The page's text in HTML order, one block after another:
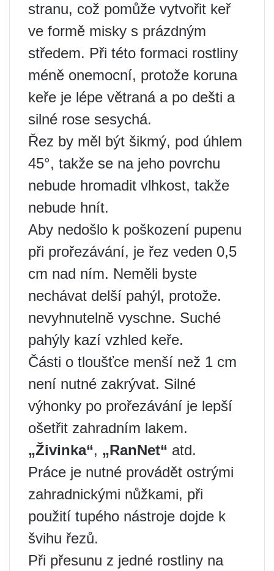
stranu, což pomůže vytvořit keř
ve formě misky s prázdným
středem. Při této formaci rostliny
méně onemocní, protože koruna
keře je lépe větraná a po dešti a
silné rose sesychá.
Řez by měl být šikmý, pod úhlem
45°, takže se na jeho povrchu
nebude hromadit vlhkost, takže
nebude hnít.
Aby nedošlo k poškození pupenu
při prořezávání, je řez veden 0,5
cm nad ním. Neměli byste
nechávat delší pahýl, protože.
nevyhnutelně vyschne. Suché
pahýly kazí vzhled keře.
Části o tloušťce menší než 1 cm
není nutné zakrývat. Silné
výhonky po prořezávání je lepší
ošetřit zahradním lakem.
„Živinka“, „RanNet“ atd.
Práce je nutné provádět ostrými
zahradnickými nůžkami, při
použití tupého nástroje dojde k
švihu řezů.
Při přesunu z jedné rostliny na